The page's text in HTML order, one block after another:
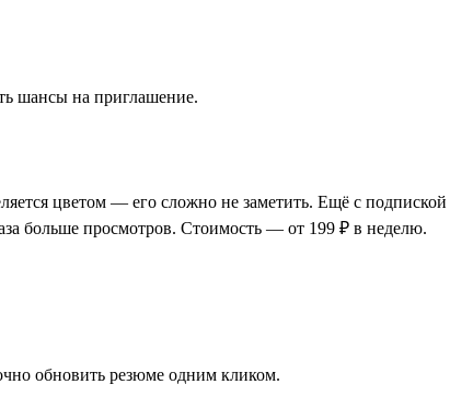
шансы на приглашение.
цветом — его сложно не заметить. Ещё с
больше просмотров. Стоимость — от 199 ₽ в неделю.
обновить резюме одним кликом.